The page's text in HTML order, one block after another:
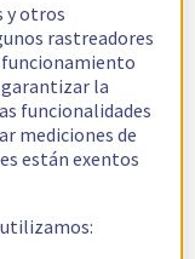
y otros
rastreadores
la
funcionalidades
mediciones de
están exentos